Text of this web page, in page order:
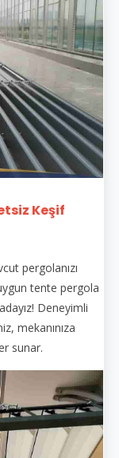
Keşif
pergolanızı
tente pergola
Deneyimli
mekanınıza
sunar.